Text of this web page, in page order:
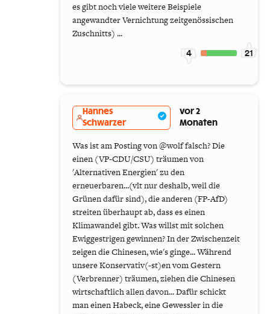
es gibt noch viele weitere Beispiele
angewandter Vernichtung zeitgenössischen
Zuschnitts) ...
4 21
Hannes
Schwarzer
vor 2
Monaten
Was ist am Posting von @wolf falsch? Die
einen (VP-CDU/CSU) träumen von
'Alternativen Energien' zu den
erneuerbaren...(vlt nur deshalb, weil die
Grünen dafür sind), die anderen (FP-AfD)
streiten überhaupt ab, dass es einen
Klimawandel gibt. Was willst mit solchen
Ewiggestrigen gewinnen? In der Zwischenzeit
zeigen die Chinesen, wie's ginge... Während
unsere Konservativ(-st)en vom Gestern
(Verbrenner) träumen, ziehen die Chinesen
wirtschaftlich allen davon... Dafür schickt
man einen Habeck, eine Gewessler in die